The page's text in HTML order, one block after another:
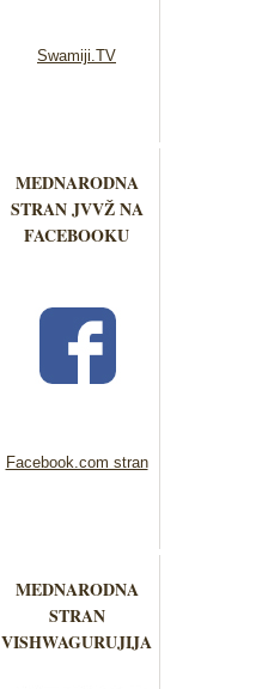
Swamiji.TV
MEDNARODNA
STRAN JVVŽ NA
FACEBOOKU
Facebook.com stran
MEDNARODNA
STRAN
VISHWAGURUJIJA